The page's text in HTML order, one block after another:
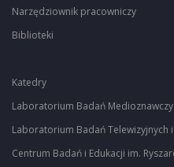
Narzędziownik pracowniczy
Biblioteki
Katedry
Laboratorium Badań
Laboratorium Badań Telewizyjnych
Centrum Badań i Edukacji im.